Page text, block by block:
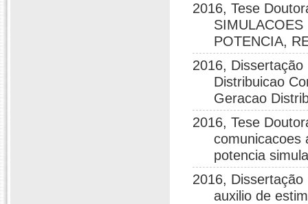
2016, Tese
POTENCIA,
2016,
Distribuicao
Geracao
2016, Tese
comunicacoes
potencia
2016,
auxilio de